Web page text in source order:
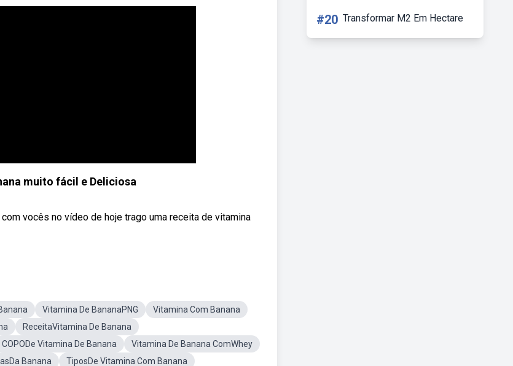
muito fácil e Deliciosa
vocês no vídeo de hoje trago uma receita de vitamina
Vitamina De BananaPNG
Vitamina Com Banana
ReceitaVitamina De Banana
COPODe Vitamina De Banana
Vitamina De Banana ComWhey
Banana
TiposDe Vitamina Com Banana
#20 Transformar M2 Em Hectare